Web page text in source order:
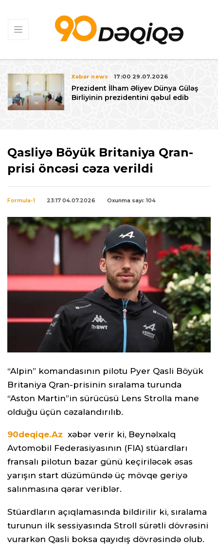
Xəbər news 17:00 29.07.2026
Prezident İlham Əliyev Dünya Güləş
Birliyinin prezidentini qəbul edib
Qasliyə Böyük Britaniya Qran-
prisi öncəsi cəza verildi
Formula-1 23:17 04.07.2026 Oxunma sayı: 104
“Alpin” komandasının pilotu Pyer Qasli Böyük
Britaniya Qran-prisinin sıralama turunda
“Aston Martin”in sürücüsü Lens Strolla mane
olduğu üçün cəzalandırılıb.
90deqiqe.Az xəbər verir ki, Beynəlxalq
Avtomobil Federasiyasının (FIA) stüardları
fransalı pilotun bazar günü keçiriləcək əsas
yarışın start düzümündə üç mövqe geriyə
salınmasına qərar veriblər.
Stüardların açıqlamasında bildirilir ki, sıralama
turunun ilk sessiyasında Stroll sürətli dövrəsini
vurarkən Qasli boksa qayıdış dövrəsində olub.